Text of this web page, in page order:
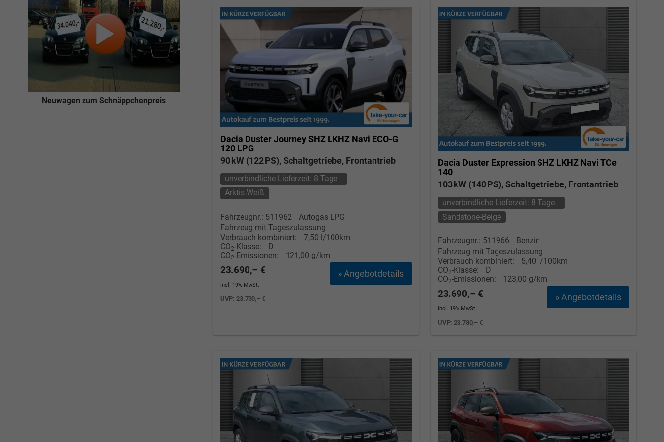
Dacia Duster Journey SHZ LKHZ Navi ECO-G
120 LPG
90 kW (122 PS), Schaltgetriebe, Frontantrieb
unverbindliche Lieferzeit: 8 Tage
Arktis-Weiß
Fahrzeugnr.: 511962
Autogas LPG
Fahrzeug mit Tageszulassung
Verbrauch kombiniert:
7,50 l/100km
CO2-Klasse:
D
CO2-Emissionen: 121,00 g/km
» Angebotdetails
23.690,– €
incl. 19% MwSt.
UVP:23.730,– €
Dacia Duster Expression SHZ LKHZ Navi TCe
140
103 kW (140 PS), Schaltgetriebe, Frontantrieb
unverbindliche Lieferzeit: 8 Tage
Sandstone-Beige
Fahrzeugnr.: 511966
Benzin
Fahrzeug mit Tageszulassung
Verbrauch kombiniert:
5,40 l/100km
CO2-Klasse:
D
CO2-Emissionen: 123,00 g/km
» Angebotdetails
23.690,– €
incl. 19% MwSt.
UVP:23.780,– €
Neuwagen zum Schnäppchenpreis